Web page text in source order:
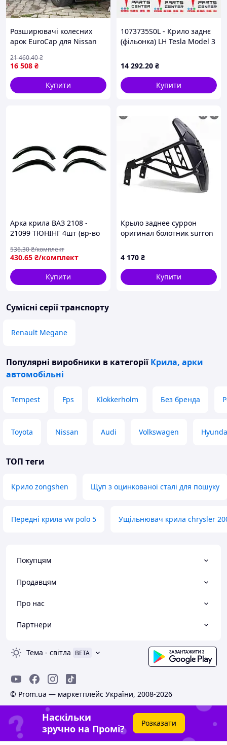
Розширювачі колесних
арок EuroCap для Nissan
стильні аксесуари без
AdBlue.
16 508 ₴
21 460.40₴
Купити
1073735S0L - Крило заднє
(фільонка) LH Tesla Model 3
14 292.20 ₴
Купити
Арка крила ВАЗ 2108 -
21099 ТЮНІНГ 4шт (вр-во
12631
430.65 ₴/комплект
536.30₴/комплект
Купити
Крыло заднее суррон
оригинал болотник surron
4 170 ₴
Купити
Сумісні серії транспорту
Renault Megane
Популярні виробники в категорії Крила, арки
автомобільні
Tempest Fps Klokkerholm Без бренда
Toyota Nissan Audi Volkswagen
ТОП теги
Крило zongshen Щуп з оцинкованої сталі для пошуку
Передні крила vw polo 5 Ущільнювач крила chrysler
Покупцям
Продавцям
Про нас
Партнери
Тема - світла BETA
© Prom.ua — маркетплейс України, 2008-2026
Наскільки
зручно на Промі?
Розказати